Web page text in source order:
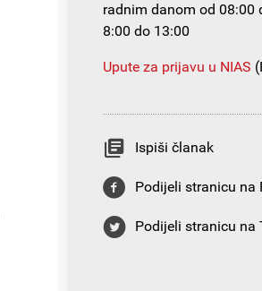
radnim danom od 08:00
8:00 do 13:00
Upute za prijavu u NIAS
Ispiši članak
Podijeli stranicu na
Podijeli stranicu na